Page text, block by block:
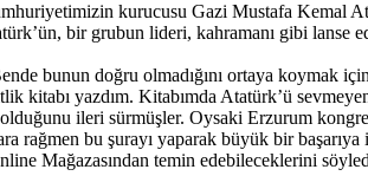
kurucusu Gazi Mustafa Kemal
bir grubun lideri, kahramanı gibi lanse
bunun doğru olmadığını ortaya koymak
yazdım. Kitabımda Atatürk’ü
ileri sürmüşler. Oysaki Erzurum
rağmen bu şurayı yaparak büyük bir başarıya
Mağazasından temin edebileceklerini